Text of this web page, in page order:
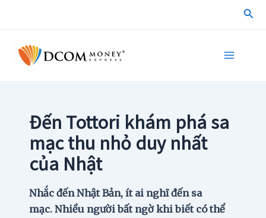
Đến Tottori khám phá sa
mạc thu nhỏ duy nhất
của Nhật
Nhắc đến Nhật Bản, ít ai nghĩ đến sa
mạc. Nhiều người bất ngờ khi biết có thể